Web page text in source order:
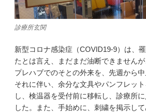
診療所玄関
新型コロナ感染症（COVID19-9）は、
たとは言え、まだまだ油断できません
プレハブでのそとの外来を、先週から中
それに伴い、余分な文具やパンフレッ
し、検温器を受付前に移転し、診療所
した。また、手始めに、刺繍を掲示し